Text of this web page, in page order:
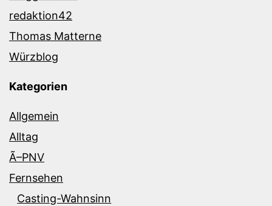
redaktion42
Thomas Matterne
Würzblog
Kategorien
Allgemein
Alltag
Ã–PNV
Fernsehen
Casting-Wahnsinn